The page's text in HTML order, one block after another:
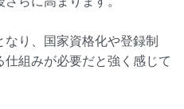
り、国家資格化や登録制
組みが必要だと強く感じて